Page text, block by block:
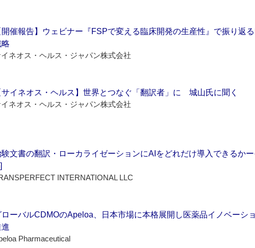
開催報告】ウェビナー『FSPで変える臨床開発の生産性』で振り返
ネオス・ヘルス・ジャパン株式会社
サイネオス・ヘルス】世界とつなぐ「翻訳者」に 城山氏に聞く
ネオス・ヘルス・ジャパン株式会社
験文書の翻訳・ローカライゼーションにAIをどれだけ導入できるか
INTERNATIONAL LLC
ローバルCDMOのApeloa、日本市場に本格展開し医薬品イノベーシ
Pharmaceutical